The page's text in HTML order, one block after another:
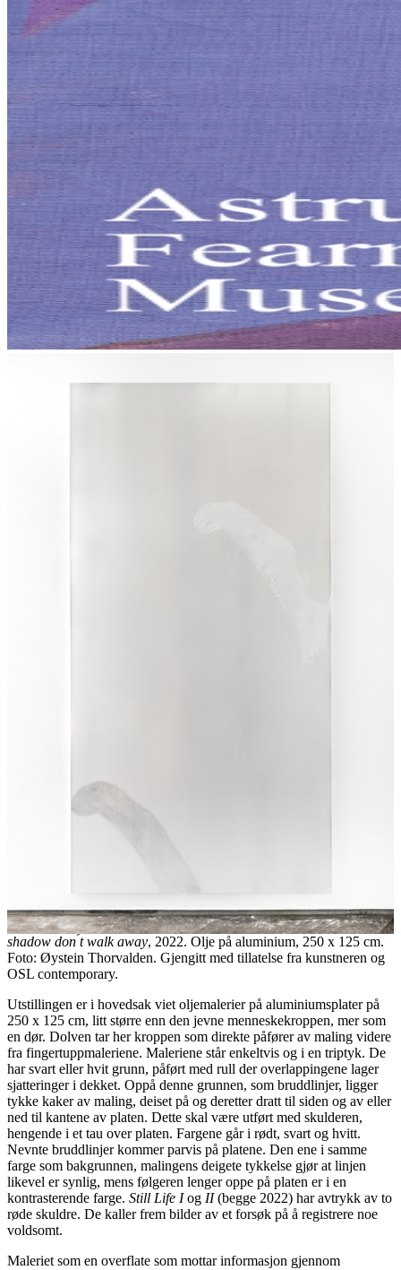
shadow don ́t walk away, 2022. Olje på aluminium, 250 x 125 cm.
Foto: Øystein Thorvalden. Gjengitt med tillatelse fra kunstneren og
OSL contemporary.
Utstillingen er i hovedsak viet oljemalerier på aluminiumsplater på
250 x 125 cm, litt større enn den jevne menneskekroppen, mer som
en dør. Dolven tar her kroppen som direkte påfører av maling videre
fra fingertuppmaleriene. Maleriene står enkeltvis og i en triptyk. De
har svart eller hvit grunn, påført med rull der overlappingene lager
sjatteringer i dekket. Oppå denne grunnen, som bruddlinjer, ligger
tykke kaker av maling, deiset på og deretter dratt til siden og av eller
ned til kantene av platen. Dette skal være utført med skulderen,
hengende i et tau over platen. Fargene går i rødt, svart og hvitt.
Nevnte bruddlinjer kommer parvis på platene. Den ene i samme
farge som bakgrunnen, malingens deigete tykkelse gjør at linjen
likevel er synlig, mens følgeren lenger oppe på platen er i en
kontrasterende farge. Still Life Iog II(begge 2022) har avtrykk av to
røde skuldre. De kaller frem bilder av et forsøk på å registrere noe
voldsomt.
Maleriet som en overflate som mottar informasjon gjennom